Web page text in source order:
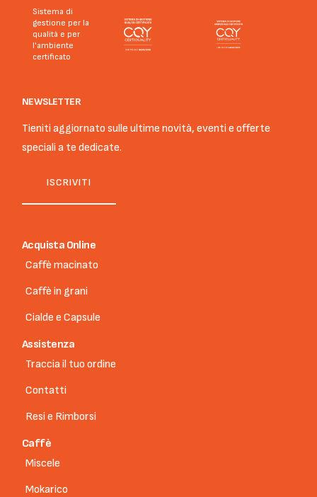
Sistema di
gestione per la
qualità e per
l'ambiente
certificato
NEWSLETTER
Tieniti aggiornato sulle ultime novità, eventi e offerte
speciali a te dedicate.
ISCRIVITI
Acquista Online
Caffè macinato
Caffè in grani
Cialde e Capsule
Assistenza
Traccia il tuo ordine
Contatti
Resi e Rimborsi
Caffè
Miscele
Mokarico